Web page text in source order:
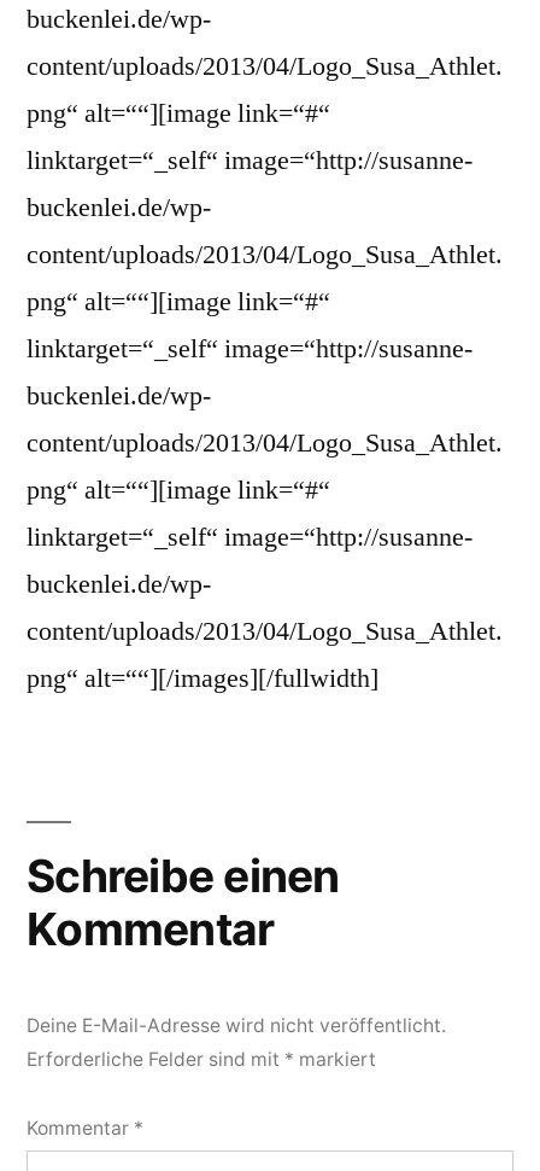
buckenlei.de/wp-
content/uploads/2013/04/Logo_Susa_Athlet.
png“ alt=““][image link=“#“
linktarget=“_self“ image=“http://susanne-
buckenlei.de/wp-
content/uploads/2013/04/Logo_Susa_Athlet.
png“ alt=““][image link=“#“
linktarget=“_self“ image=“http://susanne-
buckenlei.de/wp-
content/uploads/2013/04/Logo_Susa_Athlet.
png“ alt=““][image link=“#“
linktarget=“_self“ image=“http://susanne-
buckenlei.de/wp-
content/uploads/2013/04/Logo_Susa_Athlet.
png“ alt=““][/images][/fullwidth]
Schreibe einen
Kommentar
Deine E-Mail-Adresse wird nicht veröffentlicht.
Erforderliche Felder sind mit * markiert
Kommentar *